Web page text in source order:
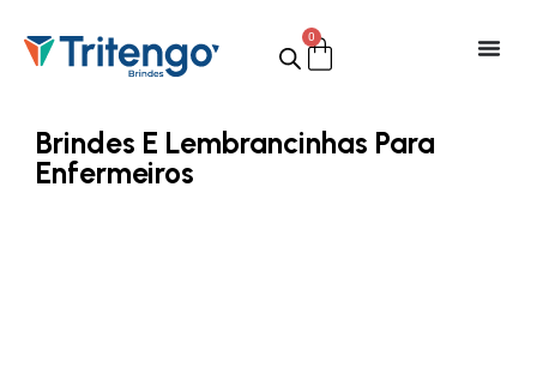
0
Brindes E Lembrancinhas Para
Enfermeiros